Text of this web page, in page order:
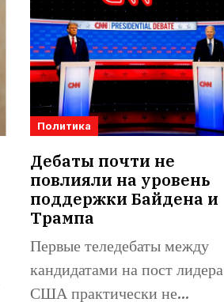
Политика
Дебаты почти не
повлияли на уровень
поддержки Байдена и
Трампа
Первые теледебаты между
кандидатами на пост лидера
США практически не